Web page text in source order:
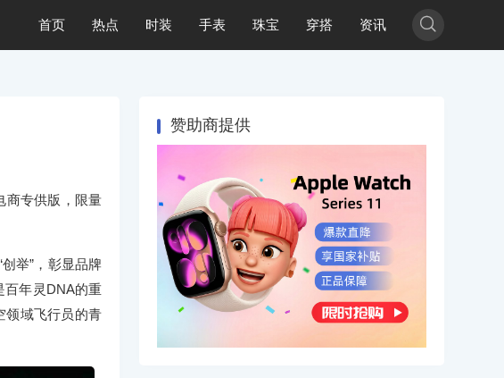
首页 热点 时装 手表 珠宝 穿搭 资讯 
商专供版，限量
举”，彰显品牌
百年灵DNA的重
领域飞行员的青
赞助商提供